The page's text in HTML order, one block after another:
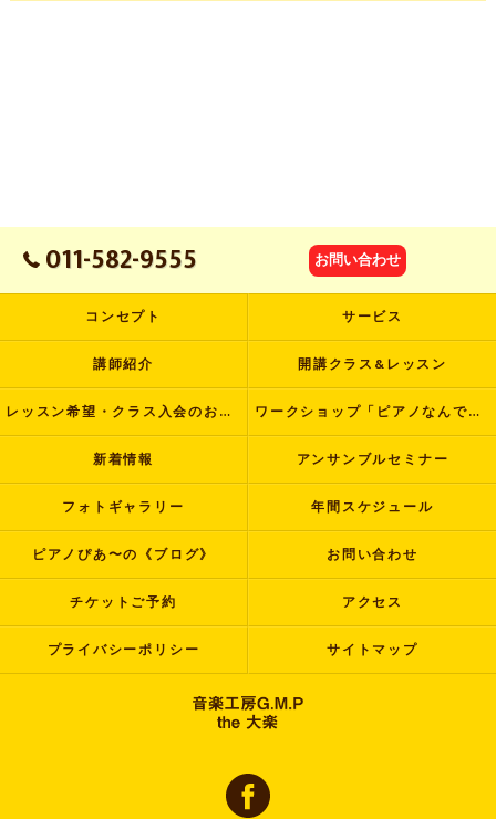
011-582-9555 お問い合わせ
コンセプト サービス
講師紹介 開講クラス&レッスン
レッスン希望・クラス入会のお申し込み ワークショップ「ピアノなんでも塾」
新着情報 アンサンブルセミナー
フォトギャラリー 年間スケジュール
ピアノぴあ〜の《ブログ》 お問い合わせ
チケットご予約 アクセス
プライバシーポリシー サイトマップ